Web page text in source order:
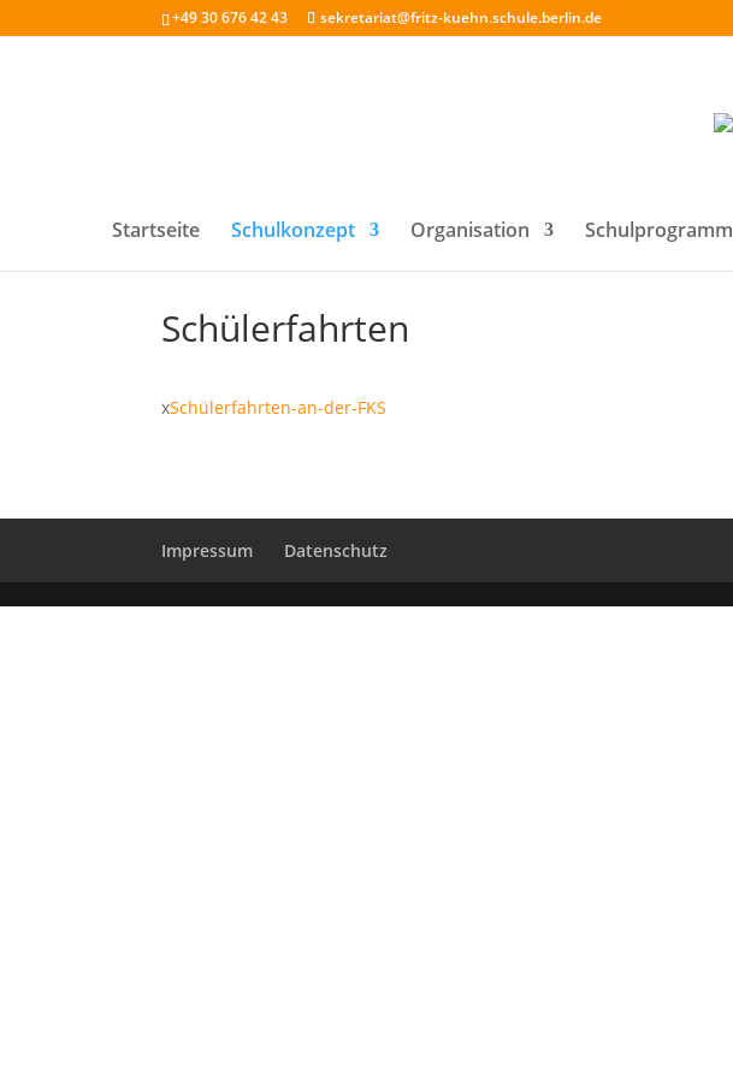
+49 30 676 42 43 sekretariat@fritz-kuehn.schule.berlin.de
Startseite Schulkonzept Organisation Schulprogramm
Schülerfahrten
xSchülerfahrten-an-der-FKS
Impressum Datenschutz